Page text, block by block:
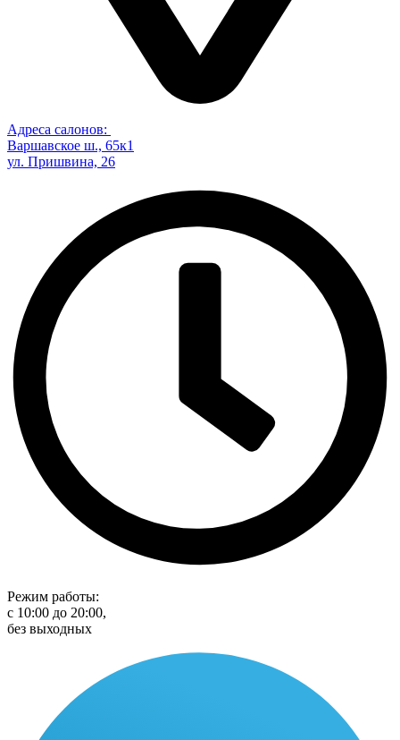
Адреса салонов:
Варшавское ш., 65к1
ул. Пришвина, 26
Режим работы:
с 10:00 до 20:00,
без выходных